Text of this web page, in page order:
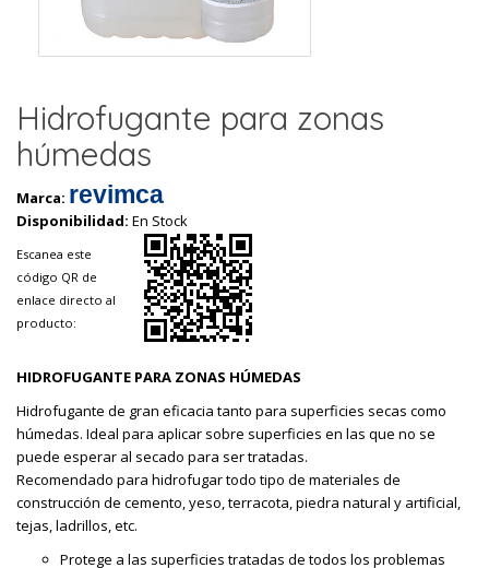
Hidrofugante para zonas
húmedas
Marca: revimca
Disponibilidad: En Stock
Escanea este
código QR de
enlace directo al
producto:
HIDROFUGANTE PARA ZONAS HÚMEDAS
Hidrofugante de gran eficacia tanto para superficies secas como
húmedas. Ideal para aplicar sobre superficies en las que no se
puede esperar al secado para ser tratadas.
Recomendado para hidrofugar todo tipo de materiales de
construcción de cemento, yeso, terracota, piedra natural y artificial,
tejas, ladrillos, etc.
Protege a las superficies tratadas de todos los problemas